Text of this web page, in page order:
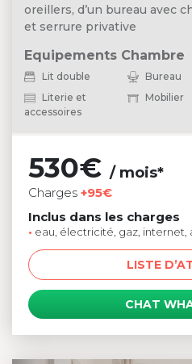
oreillers, d’un bureau avec
et serrure privative
Equipements Chambre
Lit double Bureau
Literie et
accessoires
Mobilier
530€ / mois*
Charges +95€
Inclus dans les charges
• eau, électricité, gaz, internet,
LISTE
CHAT